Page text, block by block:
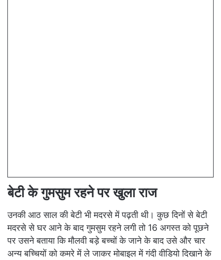
बेटी के गुमसुम रहने पर खुला राज
उनकी आठ साल की बेटी भी मदरसे में पढ़ती थी। कुछ दिनों से बेटी
मदरसे से घर आने के बाद गुमसुम रहने लगी तो 16 अगस्त को पूछने
पर उसने बताया कि मौलवी बड़े बच्चों के जाने के बाद उसे और चार
अन्य बच्चियों को कमरे में ले जाकर मोबाइल में गंदी वीडियो दिखाने के